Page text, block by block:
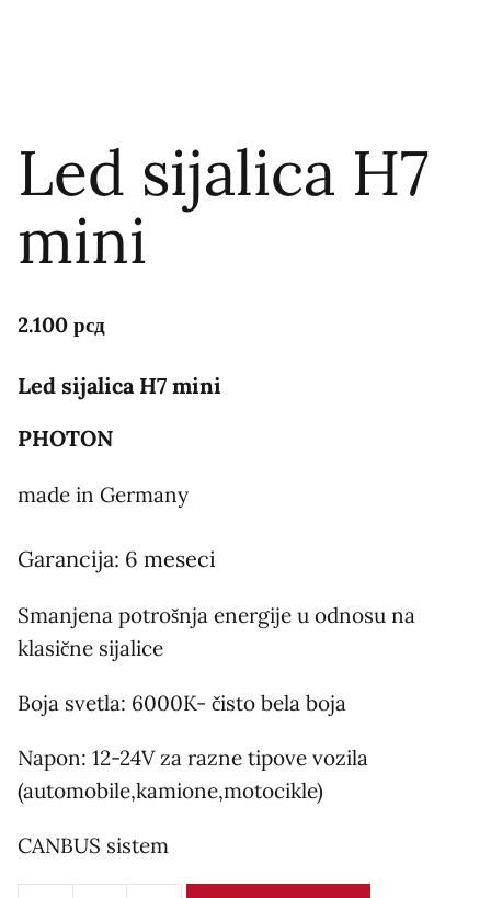
Led sijalica H7
mini
2.100 рсд
Led sijalica H7 mini
PHOTON
made in Germany
Garancija: 6 meseci
Smanjena potrošnja energije u odnosu na
klasične sijalice
Boja svetla: 6000K- čisto bela boja
Napon: 12-24V za razne tipove vozila
(automobile,kamione,motocikle)
CANBUS sistem